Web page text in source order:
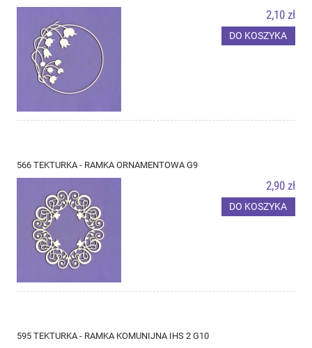
2,10 zł
DO KOSZYKA
566 TEKTURKA - RAMKA ORNAMENTOWA G9
2,90 zł
DO KOSZYKA
595 TEKTURKA - RAMKA KOMUNIJNA IHS 2 G10